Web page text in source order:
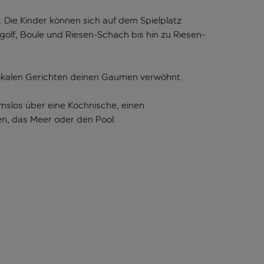
Kinder können sich auf dem Spielplatz
Boule und Riesen-Schach bis hin zu Riesen-
Gerichten deinen Gaumen verwöhnt.
über eine Kochnische, einen
das Meer oder den Pool.